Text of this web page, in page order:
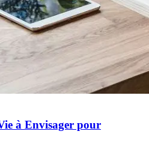
à Envisager pour